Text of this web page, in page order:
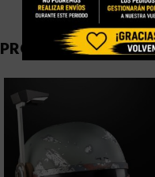
PRODUCTOS